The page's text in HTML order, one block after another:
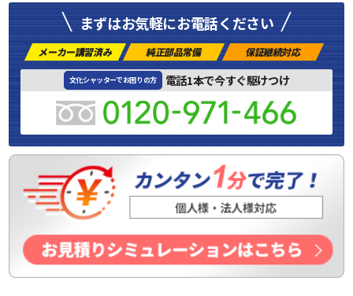
まずはお気軽にお電話ください
メーカー講習済み 純正部品常備 保証継続対応
文化シャッターでお困りの方 電話1本で今すぐ駆けつけ